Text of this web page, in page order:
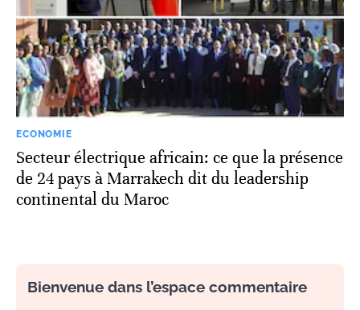
ECONOMIE
Secteur électrique africain: ce que la présence
de 24 pays à Marrakech dit du leadership
continental du Maroc
Bienvenue dans l’espace commentaire